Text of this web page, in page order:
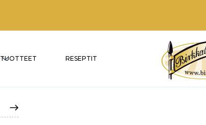
TUOTTEET RESEPTIT